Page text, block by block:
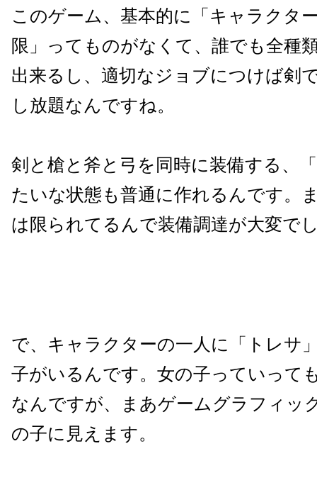
このゲーム、基本的に「キャラクタ
限」ってものがなくて、誰でも全種
出来るし、適切なジョブにつけば剣
し放題なんですね。
剣と槍と斧と弓を同時に装備する、
たいな状態も普通に作れるんです。
は限られてるんで装備調達が大変で
で、キャラクターの一人に「トレサ
子がいるんです。女の子っていって
なんですが、まあゲームグラフィッ
の子に見えます。